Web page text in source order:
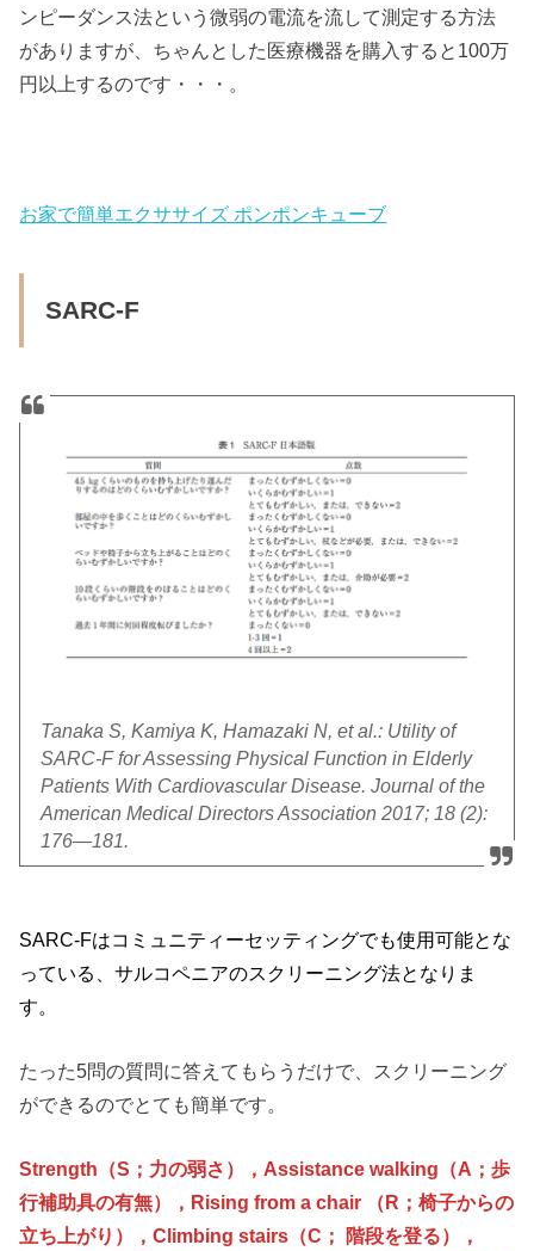
ンピーダンス法という微弱の電流を流して測定する方法
がありますが、ちゃんとした医療機器を購入すると100万
円以上するのです・・・。
お家で簡単エクササイズ ポンポンキューブ
SARC-F
Tanaka S, Kamiya K, Hamazaki N, et al.: Utility of
SARC-F for Assessing Physical Function in Elderly
Patients With Cardiovascular Disease. Journal of the
American Medical Directors Association 2017; 18 (2):
176―181.
SARC-Fはコミュニティーセッティングでも使用可能とな
っている、サルコペニアのスクリーニング法となりま
す。
たった5問の質問に答えてもらうだけで、スクリーニング
ができるのでとても簡単です。
Strength（S；力の弱さ），Assistance walking（A；歩
行補助具の有無），Rising from a chair （R；椅子からの
立ち上がり），Climbing stairs（C； 階段を登る），